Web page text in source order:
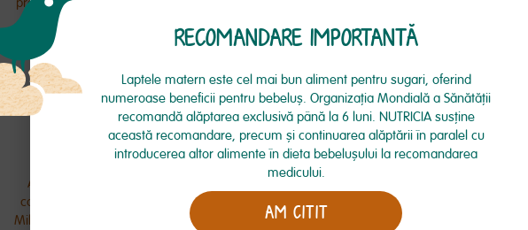
minute, apoi lasă să se
răcească până la aproximativ
Nu refolosi apă fiartă.
pachet, atent
presă cantitatea
Adaugă în apă cantitatea
corectă de formulă de lapte
Milumil. Întotdeauna respectă
(cca. 10 secunde) pentru a
dizolvă pulberea. Apoi fixează
Verifică
preparat pe
tale înainte de a-l
RECOMANDARE IMPORTANTĂ
Laptele matern este cel mai bun aliment pentru sugari, oferind
numeroase beneficii pentru bebeluş. Organizaţia Mondială a Sănătăţii
recomandă alăptarea exclusivă până la 6 luni. NUTRICIA susţine
această recomandare, precum şi continuarea alăptării în paralel cu
introducerea altor alimente în dieta bebeluşului la recomandarea
medicului.
AM CITIT